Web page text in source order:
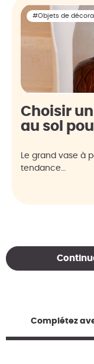
#Objets de
Choisir
au sol
Le grand vase à
tendance…
Complétez